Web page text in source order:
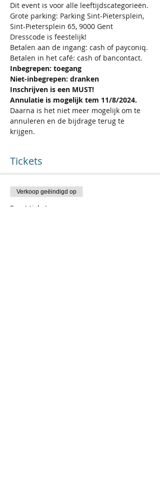
Dit event is voor alle leeftijdscategorieën.
Grote parking: Parking Sint-Pietersplein,
Sint-Pietersplein 65, 9000 Gent
Dresscode is feestelijk!
Betalen aan de ingang: cash of payconiq.
Betalen in het café: cash of bancontact.
Inbegrepen: toegang
Niet-inbegrepen: dranken
Inschrijven is een MUST!
Annulatie is mogelijk tem 11/8/2024.
Daarna is het niet meer mogelijk om te
annuleren en de bijdrage terug te
krijgen.
Tickets
Verkoop geëindigd op
Soort ticket